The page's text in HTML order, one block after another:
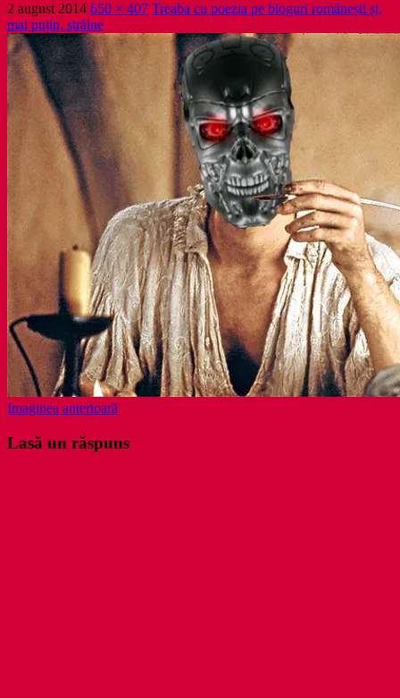
2 august 2014 650 × 407 Treaba cu poezia pe bloguri românești și,
mai puțin, străine
Imaginea anterioară
Lasă un răspuns